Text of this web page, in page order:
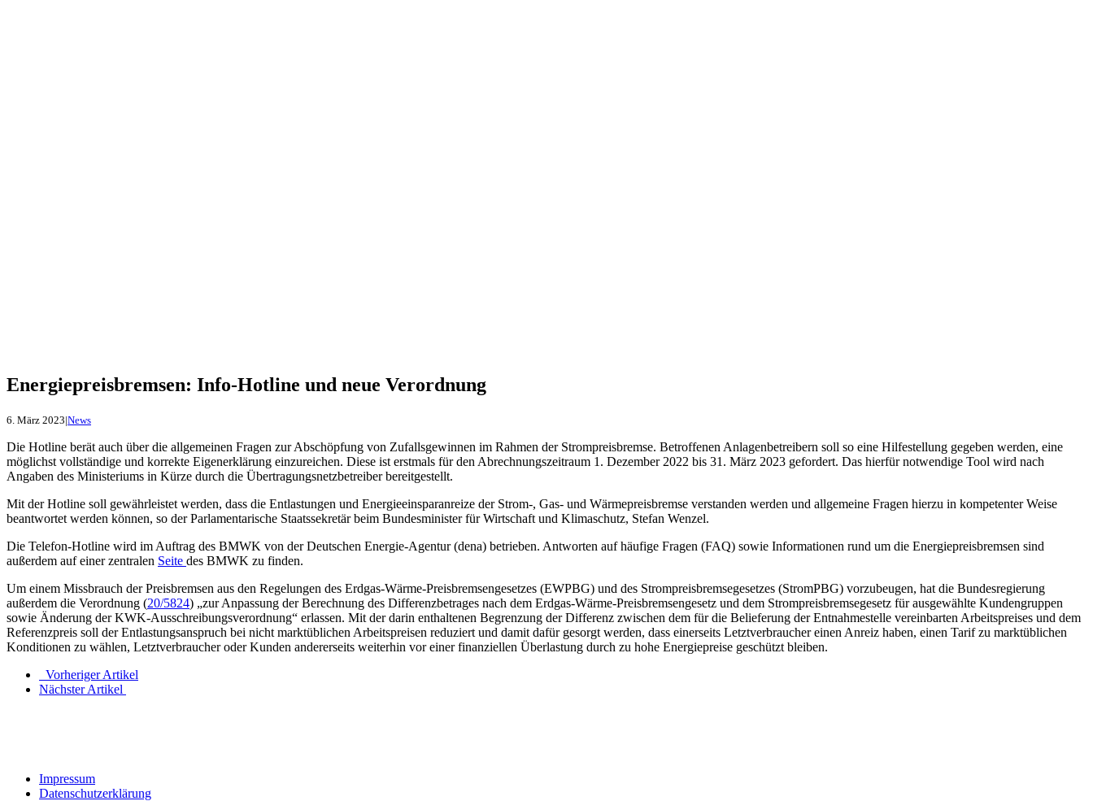
Energiepreisbremsen: Info-Hotline und neue Verordnung
6. März 2023|News
Die Hotline berät auch über die allgemeinen Fragen zur Abschöpfung von Zufallsgewinnen im Rahmen der Strompreisbremse. Betroffenen Anlagenbetreibern soll so eine Hilfestellung gegeben werden, eine
möglichst vollständige und korrekte Eigenerklärung einzureichen. Diese ist erstmals für den Abrechnungszeitraum 1. Dezember 2022 bis 31. März 2023 gefordert. Das hierfür notwendige Tool wird nach
Angaben des Ministeriums in Kürze durch die Übertragungsnetzbetreiber bereitgestellt.
Mit der Hotline soll gewährleistet werden, dass die Entlastungen und Energieeinsparanreize der Strom-, Gas- und Wärmepreisbremse verstanden werden und allgemeine Fragen hierzu in kompetenter Weise
beantwortet werden können, so der Parlamentarische Staatssekretär beim Bundesminister für Wirtschaft und Klimaschutz, Stefan Wenzel.
Die Telefon-Hotline wird im Auftrag des BMWK von der Deutschen Energie-Agentur (dena) betrieben. Antworten auf häufige Fragen (FAQ) sowie Informationen rund um die Energiepreisbremsen sind
außerdem auf einer zentralen Seite des BMWK zu finden.
Um einem Missbrauch der Preisbremsen aus den Regelungen des Erdgas-Wärme-Preisbremsengesetzes (EWPBG) und des Strompreisbremsegesetzes (StromPBG) vorzubeugen, hat die Bundesregierung
außerdem die Verordnung (20/5824) „zur Anpassung der Berechnung des Differenzbetrages nach dem Erdgas-Wärme-Preisbremsengesetz und dem Strompreisbremsegesetz für ausgewählte Kundengruppen
sowie Änderung der KWK-Ausschreibungsverordnung“ erlassen. Mit der darin enthaltenen Begrenzung der Differenz zwischen dem für die Belieferung der Entnahmestelle vereinbarten Arbeitspreises und dem
Referenzpreis soll der Entlastungsanspruch bei nicht marktüblichen Arbeitspreisen reduziert und damit dafür gesorgt werden, dass einerseits Letztverbraucher einen Anreiz haben, einen Tarif zu marktüblichen
Konditionen zu wählen, Letztverbraucher oder Kunden andererseits weiterhin vor einer finanziellen Überlastung durch zu hohe Energiepreise geschützt bleiben.
Vorheriger Artikel
Nächster Artikel
Impressum
Datenschutzerklärung